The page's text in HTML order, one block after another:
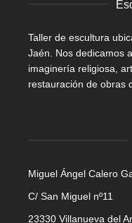
Taller de escultura
Jaén. Nos dedicamos
imaginería religiosa,
restauración de obras
Miguel Ángel Calero
C/ San Miguel nº11
23330 Villanueva del